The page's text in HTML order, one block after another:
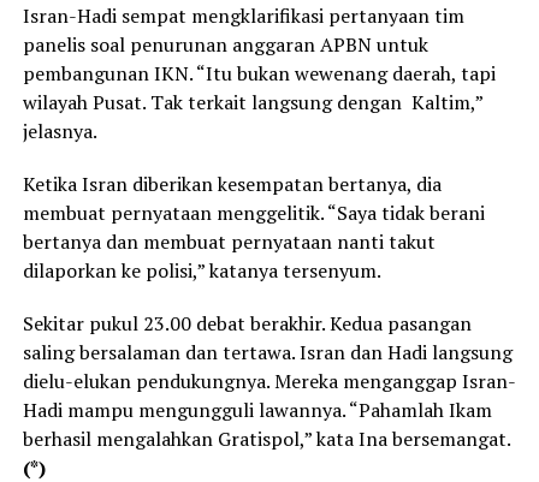
Isran-Hadi sempat mengklarifikasi pertanyaan tim
panelis soal penurunan anggaran APBN untuk
pembangunan IKN. “Itu bukan wewenang daerah, tapi
wilayah Pusat. Tak terkait langsung dengan Kaltim,”
jelasnya.
Ketika Isran diberikan kesempatan bertanya, dia
membuat pernyataan menggelitik. “Saya tidak berani
bertanya dan membuat pernyataan nanti takut
dilaporkan ke polisi,” katanya tersenyum.
Sekitar pukul 23.00 debat berakhir. Kedua pasangan
saling bersalaman dan tertawa. Isran dan Hadi langsung
dielu-elukan pendukungnya. Mereka menganggap Isran-
Hadi mampu mengungguli lawannya. “Pahamlah Ikam
berhasil mengalahkan Gratispol,” kata Ina bersemangat.
(*)